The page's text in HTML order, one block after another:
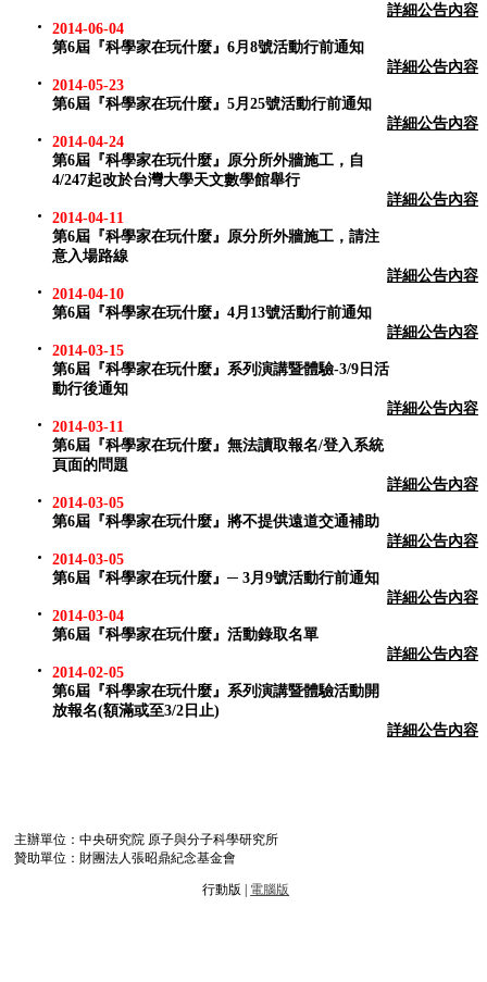
詳細公告內容
2014-06-04
第6屆『科學家在玩什麼』6月8號活動行前通知
詳細公告內容
2014-05-23
第6屆『科學家在玩什麼』5月25號活動行前通知
詳細公告內容
2014-04-24
第6屆『科學家在玩什麼』原分所外牆施工，自
4/247起改於台灣大學天文數學館舉行
詳細公告內容
2014-04-11
第6屆『科學家在玩什麼』原分所外牆施工，請注
意入場路線
詳細公告內容
2014-04-10
第6屆『科學家在玩什麼』4月13號活動行前通知
詳細公告內容
2014-03-15
第6屆『科學家在玩什麼』系列演講暨體驗-3/9日活
動行後通知
詳細公告內容
2014-03-11
第6屆『科學家在玩什麼』無法讀取報名/登入系統
頁面的問題
詳細公告內容
2014-03-05
第6屆『科學家在玩什麼』將不提供遠道交通補助
詳細公告內容
2014-03-05
第6屆『科學家在玩什麼』─ 3月9號活動行前通知
詳細公告內容
2014-03-04
第6屆『科學家在玩什麼』活動錄取名單
詳細公告內容
2014-02-05
第6屆『科學家在玩什麼』系列演講暨體驗活動開
放報名(額滿或至3/2日止)
詳細公告內容
主辦單位：中央研究院 原子與分子科學研究所
贊助單位：財團法人張昭鼎紀念基金會
行動版 | 電腦版